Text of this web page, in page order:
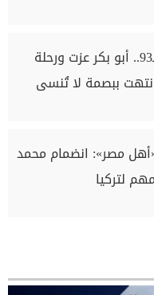
في ذكرى ميلاده الـ93.. أبو بكر عزت ورحلة
ببصمة لا تُنسى
مصر»: انضمام محمد
لتركيا